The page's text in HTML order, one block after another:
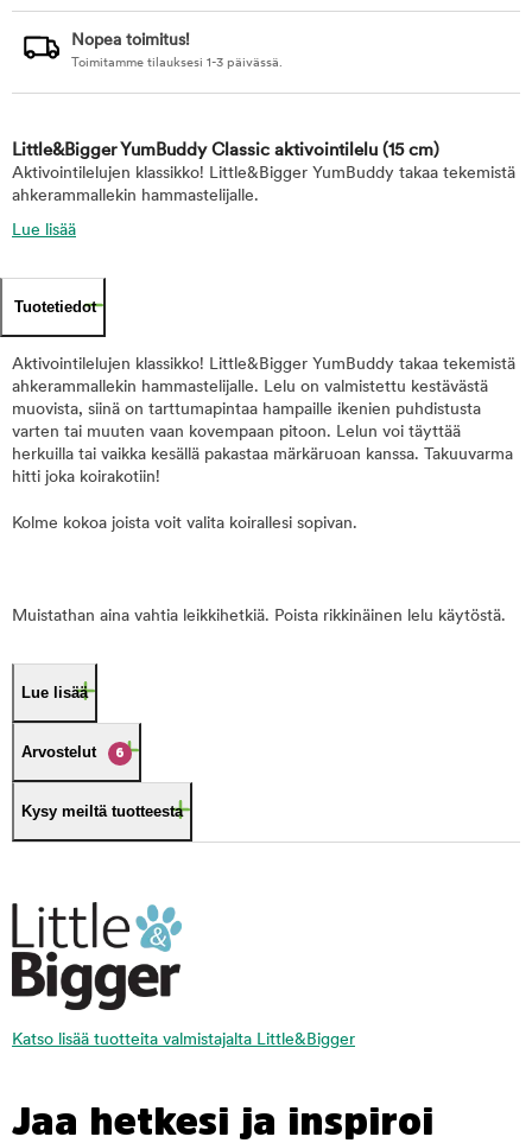
Nopea toimitus!
Toimitamme tilauksesi 1-3 päivässä.
Little&Bigger YumBuddy Classic aktivointilelu (15 cm)
Aktivointilelujen klassikko! Little&Bigger YumBuddy takaa tekemistä
ahkerammallekin hammastelijalle.
Lue lisää
Tuotetiedot
Aktivointilelujen klassikko! Little&Bigger YumBuddy takaa tekemistä
ahkerammallekin hammastelijalle. Lelu on valmistettu kestävästä
muovista, siinä on tarttumapintaa hampaille ikenien puhdistusta
varten tai muuten vaan kovempaan pitoon. Lelun voi täyttää
herkuilla tai vaikka kesällä pakastaa märkäruoan kanssa. Takuuvarma
hitti joka koirakotiin!
Kolme kokoa joista voit valita koirallesi sopivan.
Muistathan aina vahtia leikkihetkiä. Poista rikkinäinen lelu käytöstä.
Lue lisää
Arvostelut 6
Kysy meiltä tuotteesta
Katso lisää tuotteita valmistajalta Little&Bigger
Jaa hetkesi ja inspiroi